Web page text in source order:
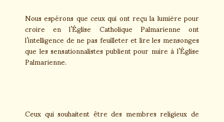
Nous espérons que ceux qui ont reçu la lumière pour
croire en l’Église Catholique Palmarienne ont
l’intelligence de ne pas feuilleter et lire les mensonges
que les sensationnalistes publient pour nuire à l’Église
Palmarienne.
Ceux qui souhaitent être des membres religieux de